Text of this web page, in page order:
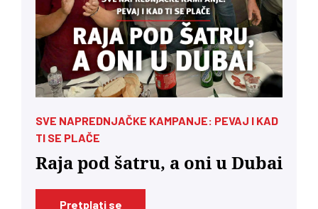
SVE NAPREDNJAČKE KAMPANJE: PEVAJ I KAD
TI SE PLAČE
Raja pod šatru, a oni u Dubai
Pretplati se